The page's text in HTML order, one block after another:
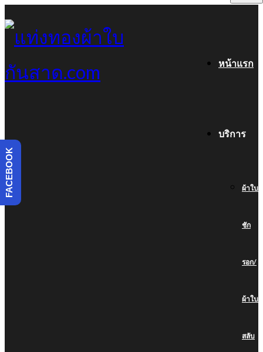
หน้าแรก
บริการ
ผ้าใบ
ชัก
รอก/
ผ้าใบ
สลับ
FACEBOOK